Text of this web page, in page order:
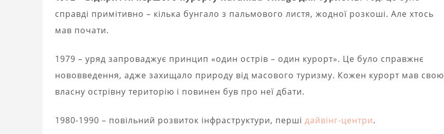
справді примітивно – кілька бунгало з пальмового листя, жодної розкоші. Але хтось
мав почати.
1979 – уряд запроваджує принцип «один острів – один курорт». Це було справжнє
нововведення, адже захищало природу від масового туризму. Кожен курорт мав свою
власну острівну територію і повинен був про неї дбати.
1980-1990 – повільний розвиток інфраструктури, перші дайвінг-центри.